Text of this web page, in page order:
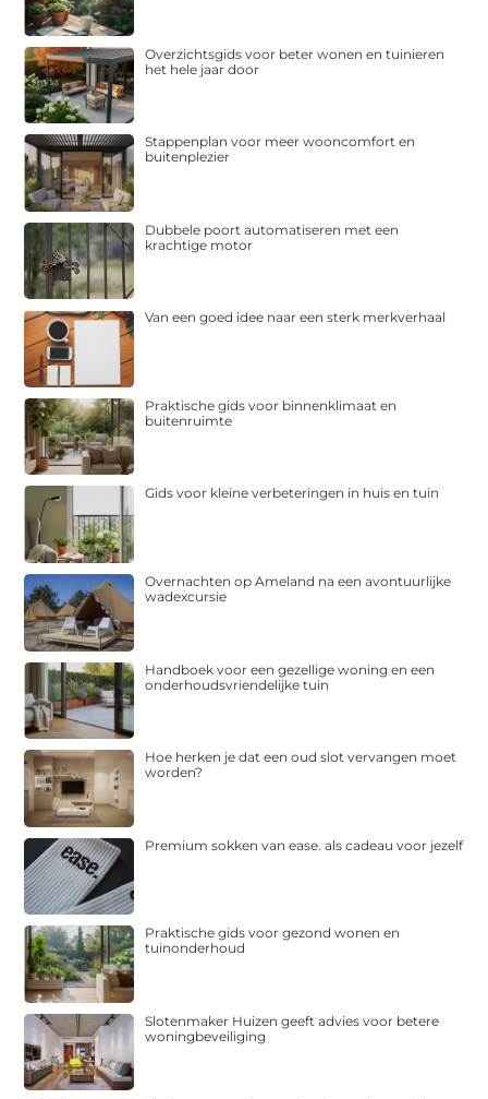
Overzichtsgids voor beter wonen en tuinieren
het hele jaar door
Stappenplan voor meer wooncomfort en
buitenplezier
Dubbele poort automatiseren met een
krachtige motor
Van een goed idee naar een sterk merkverhaal
Praktische gids voor binnenklimaat en
buitenruimte
Gids voor kleine verbeteringen in huis en tuin
Overnachten op Ameland na een avontuurlijke
wadexcursie
Handboek voor een gezellige woning en een
onderhoudsvriendelijke tuin
Hoe herken je dat een oud slot vervangen moet
worden?
Premium sokken van ease. als cadeau voor jezelf
Praktische gids voor gezond wonen en
tuinonderhoud
Slotenmaker Huizen geeft advies voor betere
woningbeveiliging